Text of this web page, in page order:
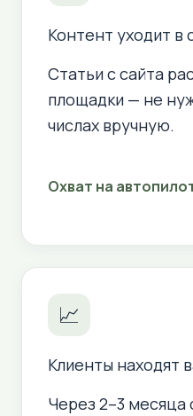
Контент уходит в
Статьи с сайта
площадки — не
числах вручную.
Охват на
📈
Клиенты находят
Через 2–3 месяца